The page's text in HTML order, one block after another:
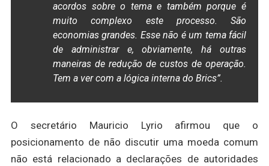
acordos sobre o tema e também porque é
muito complexo este processo. São
economias grandes. Esse não é um tema fácil
de administrar e, obviamente, há outras
maneiras de redução de custos de operação.
Tem a ver com a lógica interna do Brics”.
O secretário Mauricio Lyrio afirmou que o
posicionamento de não discutir uma moeda comum
não está relacionado a declarações de autoridades